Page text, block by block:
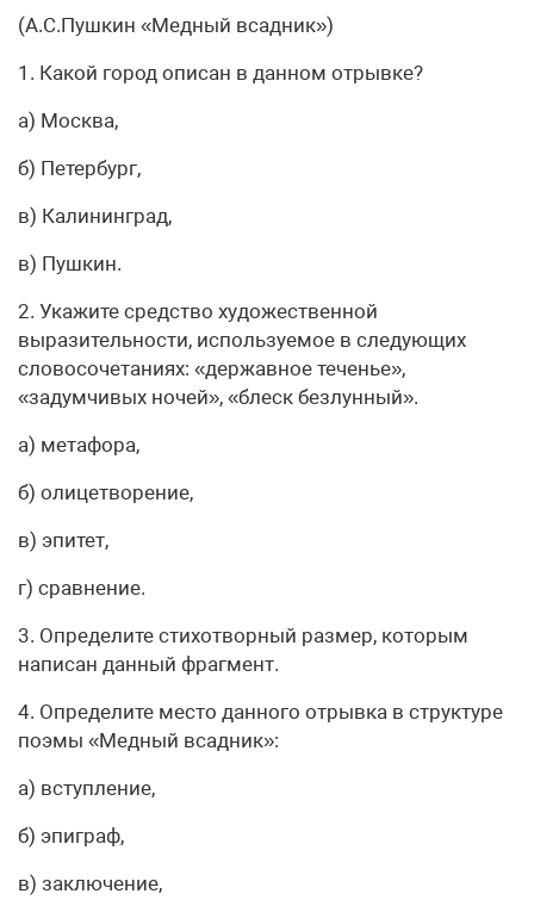
(А.С.Пушкин «Медный всадник»)
1. Какой город описан в данном отрывке?
а) Москва,
б) Петербург,
в) Калининград,
в) Пушкин.
2. Укажите средство художественной
выразительности, используемое в следующих
словосочетаниях: «державное теченье»,
«задумчивых ночей», «блеск безлунный».
а) метафора,
б) олицетворение,
в) эпитет,
г) сравнение.
3. Определите стихотворный размер, которым
написан данный фрагмент.
4. Определите место данного отрывка в структуре
поэмы «Медный всадник»:
а) вступление,
б) эпиграф,
в) заключение,